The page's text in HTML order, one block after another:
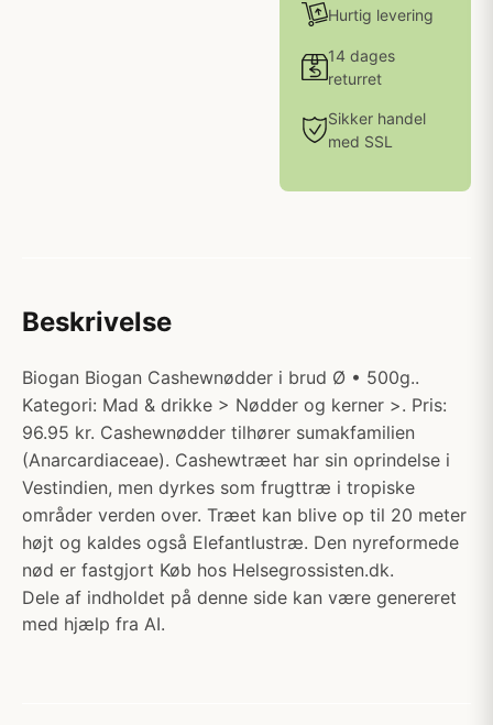
Hurtig levering
14 dages
returret
Sikker handel
med SSL
Beskrivelse
Biogan Biogan Cashewnødder i brud Ø • 500g..
Kategori: Mad & drikke > Nødder og kerner >. Pris:
96.95 kr. Cashewnødder tilhører sumakfamilien
(Anarcardiaceae). Cashewtræet har sin oprindelse i
Vestindien, men dyrkes som frugttræ i tropiske
områder verden over. Træet kan blive op til 20 meter
højt og kaldes også Elefantlustræ. Den nyreformede
nød er fastgjort Køb hos Helsegrossisten.dk.
Dele af indholdet på denne side kan være genereret
med hjælp fra AI.